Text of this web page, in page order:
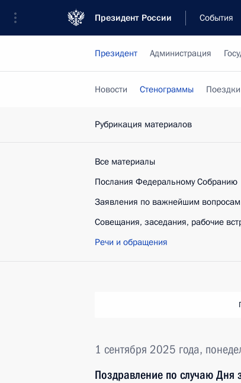
Президент России События
Президент Администрация
Новости Стенограммы Поездки
Рубрикация материалов
Все материалы
Послания Федеральному Собранию
Заявления по важнейшим вопросам
Совещания, заседания, рабочие
Речи и обращения
1 сентября 2025 года,
Поздравление по случаю Дня